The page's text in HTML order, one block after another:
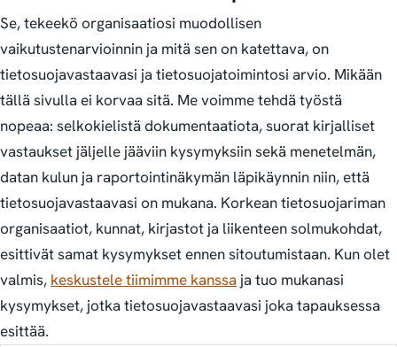
Se, tekeekö organisaatiosi muodollisen
vaikutustenarvioinnin ja mitä sen on katettava, on
tietosuojavastaavasi ja tietosuojatoimintosi arvio. Mikään
tällä sivulla ei korvaa sitä. Me voimme tehdä työstä
nopeaa: selkokielistä dokumentaatiota, suorat kirjalliset
vastaukset jäljelle jääviin kysymyksiin sekä menetelmän,
datan kulun ja raportointinäkymän läpikäynnin niin, että
tietosuojavastaavasi on mukana. Korkean tietosuojariman
organisaatiot, kunnat, kirjastot ja liikenteen solmukohdat,
esittivät samat kysymykset ennen sitoutumistaan. Kun olet
valmis, keskustele tiimimme kanssa ja tuo mukanasi
kysymykset, jotka tietosuojavastaavasi joka tapauksessa
esittää.